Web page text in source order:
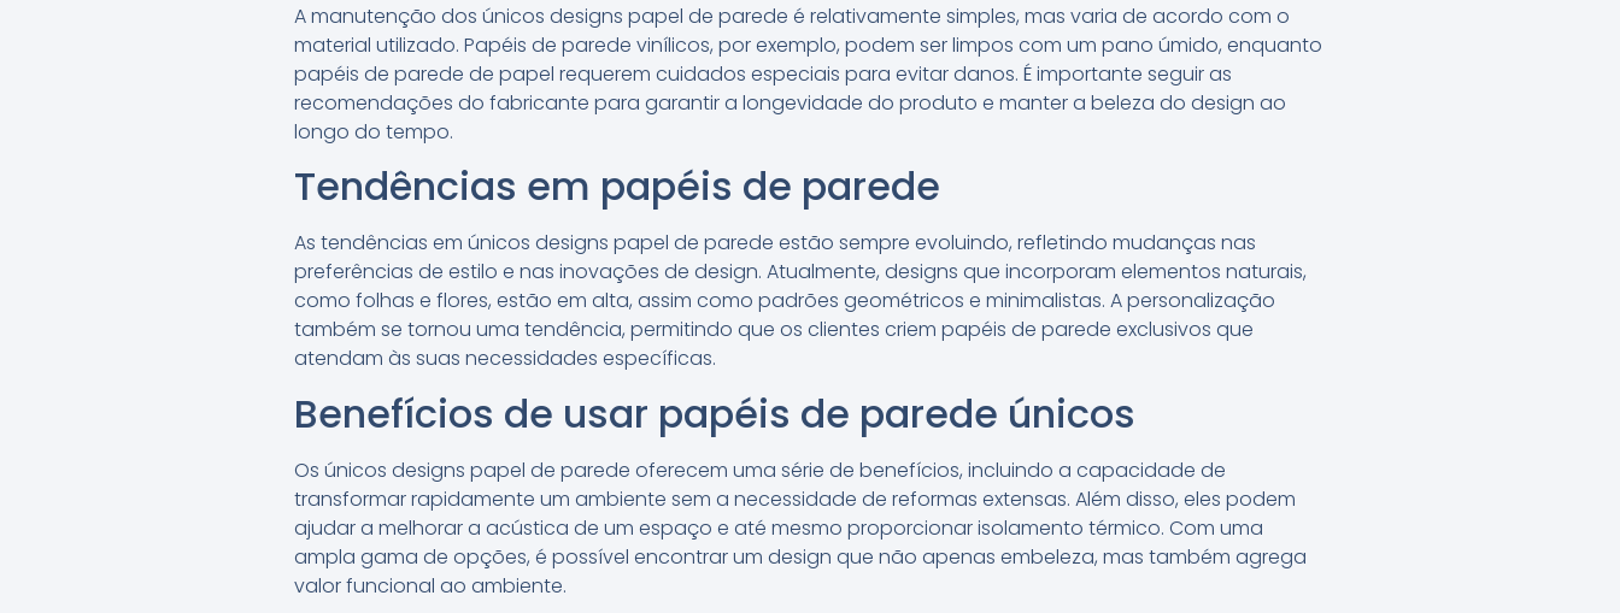
A manutenção dos únicos designs papel de parede é relativamente simples, mas varia de acordo com o
material utilizado. Papéis de parede vinílicos, por exemplo, podem ser limpos com um pano úmido, enquanto
papéis de parede de papel requerem cuidados especiais para evitar danos. É importante seguir as
recomendações do fabricante para garantir a longevidade do produto e manter a beleza do design ao
longo do tempo.
Tendências em papéis de parede
As tendências em únicos designs papel de parede estão sempre evoluindo, refletindo mudanças nas
preferências de estilo e nas inovações de design. Atualmente, designs que incorporam elementos naturais,
como folhas e flores, estão em alta, assim como padrões geométricos e minimalistas. A personalização
também se tornou uma tendência, permitindo que os clientes criem papéis de parede exclusivos que
atendam às suas necessidades específicas.
Benefícios de usar papéis de parede únicos
Os únicos designs papel de parede oferecem uma série de benefícios, incluindo a capacidade de
transformar rapidamente um ambiente sem a necessidade de reformas extensas. Além disso, eles podem
ajudar a melhorar a acústica de um espaço e até mesmo proporcionar isolamento térmico. Com uma
ampla gama de opções, é possível encontrar um design que não apenas embeleza, mas também agrega
valor funcional ao ambiente.